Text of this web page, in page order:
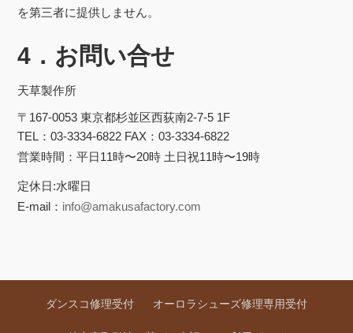
を第三者に提供しません。
4．お問い合せ
天草製作所
〒167-0053 東京都杉並区西荻南2-7-5 1F
TEL：03-3334-6822 FAX：03-3334-6822
営業時間：平日11時〜20時 土日祝11時〜19時
定休日:水曜日
E-mail： info@amakusafactory.com
ダンスコ修理受付 オーロラシューズ修理専用受付